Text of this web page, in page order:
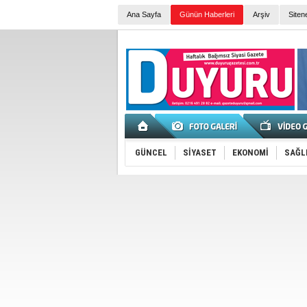
Ana Sayfa Günün Haberleri Arşiv
GÜNCEL SİYASET EKONOMİ